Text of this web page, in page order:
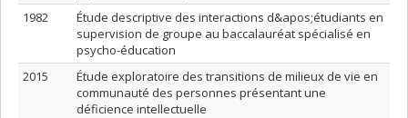
1982
Étude descriptive des interactions d&apos;étudiants en
supervision de groupe au baccalauréat spécialisé en
psycho-éducation
2015
Étude exploratoire des transitions de milieux de vie en
communauté des personnes présentant une
déficience intellectuelle